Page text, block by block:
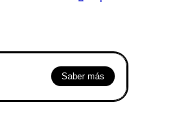
Saber más